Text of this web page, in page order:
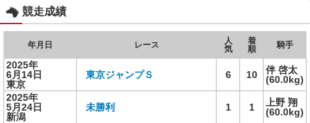
競走成績
年月日 レース
人
気
着
順
騎手
2025年
6月14日
東京
東京ジャンプＳ 6 10
伴 啓太
(60.0kg)
2025年
5月24日
新潟
未勝利 1 1
上野 翔
(60.0kg)